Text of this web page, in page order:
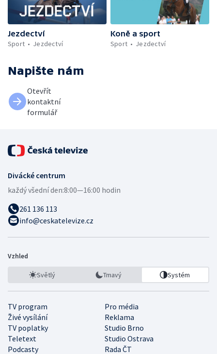
Jezdectví
Sport
Jezdectví
Koně a sport
Sport
Jezdectví
Napište nám
Otevřít
kontaktní
formulář
Divácké centrum
každý všední den:8:00—16:00 hodin
261 136 113
info@ceskatelevize.cz
Vzhled
Světlý Tmavý Systém
TV program
Pro média
Živé vysílání
Reklama
TV poplatky
Studio Brno
Teletext
Studio Ostrava
Podcasty
Rada ČT